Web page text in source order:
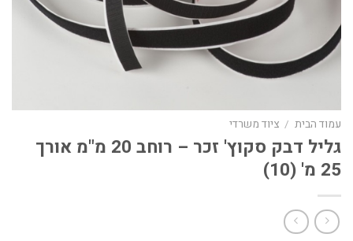
עמוד הבית / ציוד משרדי
גליל דבק סקוץ' זכר – רוחב 20 מ"מ אורך
25 מ' (10)